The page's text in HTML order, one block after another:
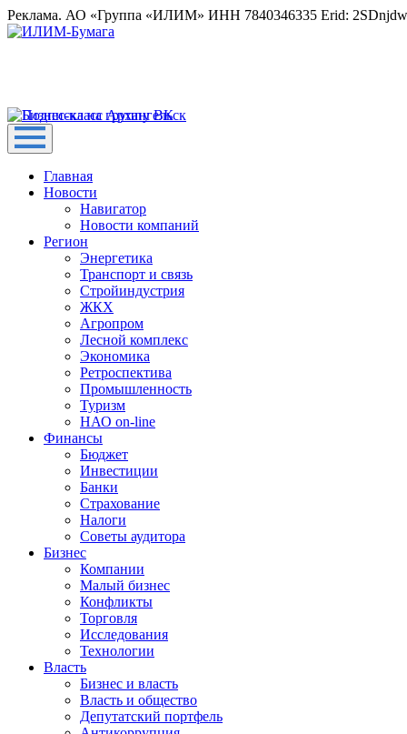
Реклама. АО «Группа «ИЛИМ» ИНН 7840346335 Erid:
Главная
Новости
Навигатор
Новости компаний
Регион
Энергетика
Транспорт и связь
Стройиндустрия
ЖКХ
Агропром
Лесной комплекс
Экономика
Ретроспектива
Промышленность
Туризм
НАО on-line
Финансы
Бюджет
Инвестиции
Банки
Страхование
Налоги
Советы аудитора
Бизнес
Компании
Малый бизнес
Конфликты
Торговля
Исследования
Технологии
Власть
Бизнес и власть
Власть и общество
Депутатский портфель